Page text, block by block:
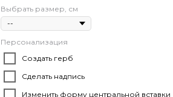
Выбрать размер, см
Персонализация
Создать герб
Сделать надпись
Изменить форму центральной вставки